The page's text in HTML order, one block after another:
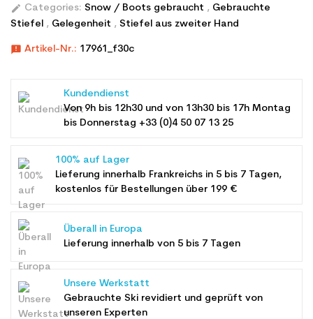
edit Categories: Snow / Boots gebraucht , Gebrauchte
Stiefel , Gelegenheit , Stiefel aus zweiter Hand
announcement Artikel-Nr.: 17961_f30c
Kundendienst
Von 9h bis 12h30 und von 13h30 bis 17h Montag
bis Donnerstag +33 (0)4 50 07 13 25
100% auf Lager
Lieferung innerhalb Frankreichs in 5 bis 7 Tagen,
kostenlos für Bestellungen über 199 €
Überall in Europa
Lieferung innerhalb von 5 bis 7 Tagen
Unsere Werkstatt
Gebrauchte Ski revidiert und geprüft von
unseren Experten